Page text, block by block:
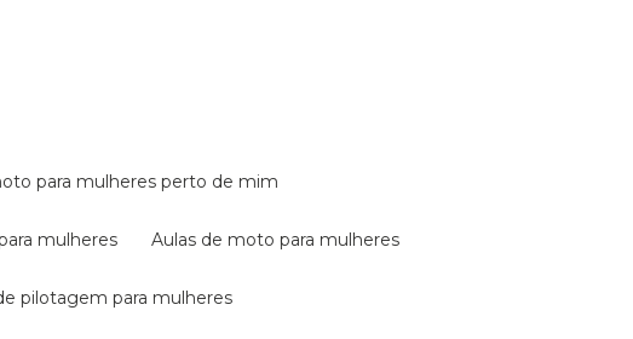
para mulheres perto de mim
mulheres aulas de moto para mulheres
pilotagem para mulheres